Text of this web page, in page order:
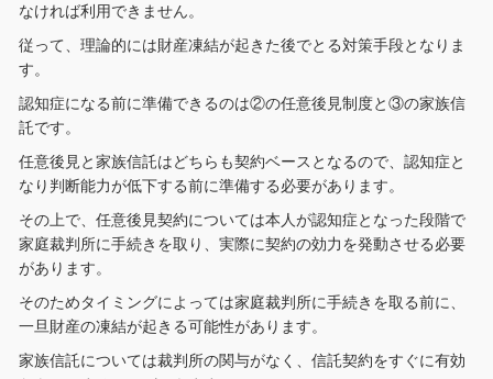
なければ利用できません。
従って、理論的には財産凍結が起きた後でとる対策手段となりま
す。
認知症になる前に準備できるのは②の任意後見制度と③の家族信
託です。
任意後見と家族信託はどちらも契約ベースとなるので、認知症と
なり判断能力が低下する前に準備する必要があります。
その上で、任意後見契約については本人が認知症となった段階で
家庭裁判所に手続きを取り、実際に契約の効力を発動させる必要
があります。
そのためタイミングによっては家庭裁判所に手続きを取る前に、
一旦財産の凍結が起きる可能性があります。
家族信託については裁判所の関与がなく、信託契約をすぐに有効